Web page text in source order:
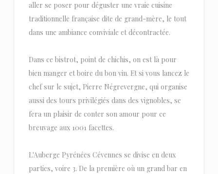
aller se poser pour déguster une vraie cuisine
traditionnelle française dite de grand-mère, le tout
dans une ambiance conviviale et décontractée.
Dans ce bistrot, point de chichis, on est là pour
bien manger et boire du bon vin. Et si vous lancez le
chef sur le sujet, Pierre Négrevergne, qui organise
aussi des tours privilégiés dans des vignobles, se
fera un plaisir de conter son amour pour ce
breuvage aux 1001 facettes.
L'Auberge Pyrénées Cévennes se divise en deux
parties, voire 3. De la première où un grand bar en